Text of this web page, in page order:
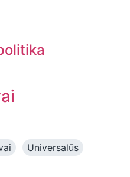
Universalūs